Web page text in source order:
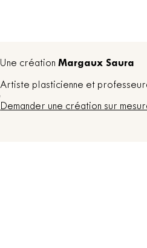
Une création Margaux Saura
Artiste plasticienne et
Demander une création sur